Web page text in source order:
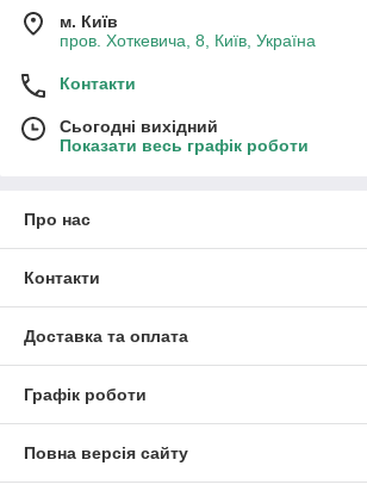
м. Київ
пров. Хоткевича, 8, Київ, Україна
Контакти
Сьогодні вихідний
Показати весь графік роботи
Про нас
Контакти
Доставка та оплата
Графік роботи
Повна версія сайту